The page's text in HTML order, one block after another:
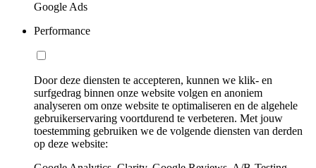
Google Ads
Performance
Door deze diensten te accepteren, kunnen we klik- en
surfgedrag binnen onze website volgen en anoniem
analyseren om onze website te optimaliseren en de algehele
gebruikerservaring voortdurend te verbeteren. Met jouw
toestemming gebruiken we de volgende diensten van derden
op deze website: